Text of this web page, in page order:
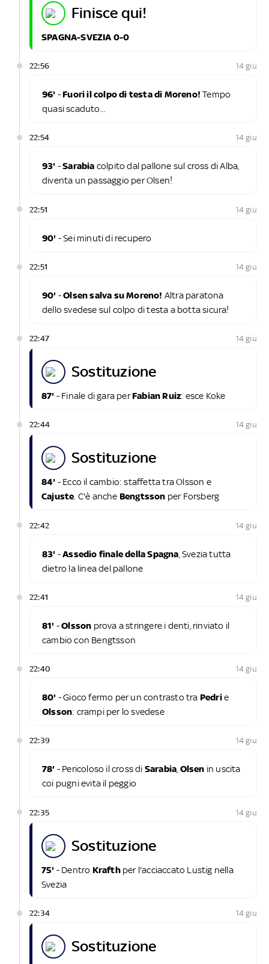
finisce qui!
SPAGNA-SVEZIA 0-0
22:56 14 giu
96' - Fuori il colpo di testa di Moreno!Tempo
quasi scaduto...
22:54 14 giu
93' -Sarabia colpito dal pallone sul cross di Alba,
diventa un passaggio per Olsen!
22:51 14 giu
90' - Sei minuti di recupero
22:51 14 giu
90' -Olsen salva su Moreno! Altra paratona
dello svedese sul colpo di testa a botta sicura!
22:47 14 giu
sostituzione
87' - Finale di gara perFabian Ruiz: esce Koke
22:44 14 giu
sostituzione
84' - Ecco il cambio: staffetta tra Olsson e
Cajuste . C'è anche Bengtsson per Forsberg
22:42 14 giu
83' -Assedio finale della Spagna , Svezia tutta
dietro la linea del pallone
22:41 14 giu
81' -Olsson prova a stringere i denti, rinviato il
cambio con Bengtsson
22:40 14 giu
80' - Gioco fermo per un contrasto tra Pedrie
Olsson: crampi per lo svedese
22:39 14 giu
78' - Pericoloso il cross di Sarabia Olsen in uscita
coi pugni evita il peggio
22:35 14 giu
sostituzione
75' - Dentro Krafthper l'acciaccato Lustig nella
Svezia
22:34 14 giu
sostituzione